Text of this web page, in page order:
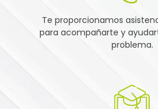
Te proporcionamos
para acompañarte y
problema.